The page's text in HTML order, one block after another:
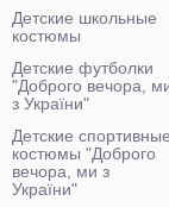
Детские школьные
костюмы
Детские футболки
"Доброго вечора,
з України"
Детские спортивные
костюмы "Доброго
вечора, ми з
України"